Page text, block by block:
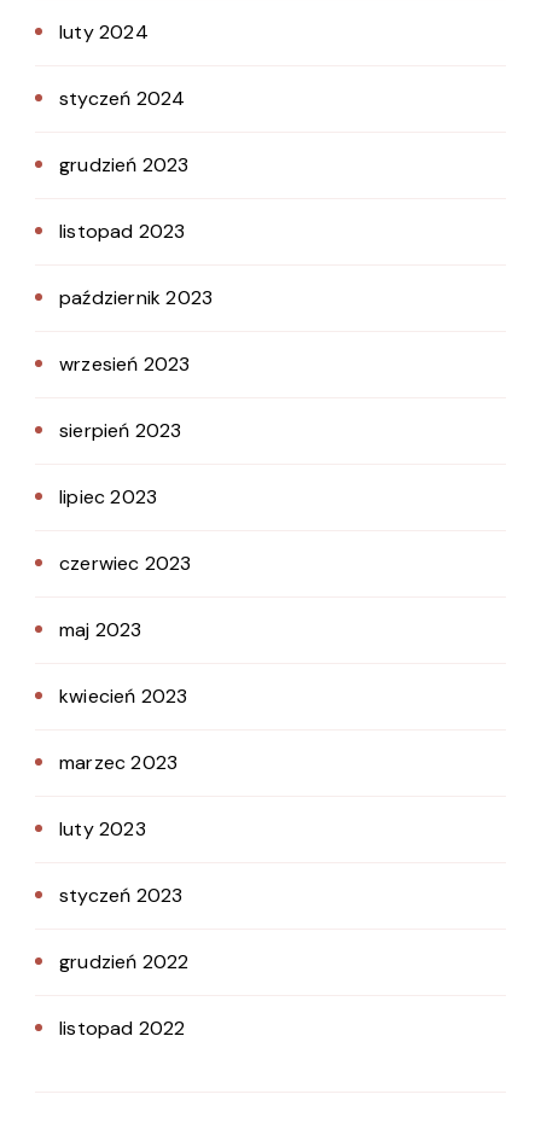
luty 2024
styczeń 2024
grudzień 2023
listopad 2023
październik 2023
wrzesień 2023
sierpień 2023
lipiec 2023
czerwiec 2023
maj 2023
kwiecień 2023
marzec 2023
luty 2023
styczeń 2023
grudzień 2022
listopad 2022